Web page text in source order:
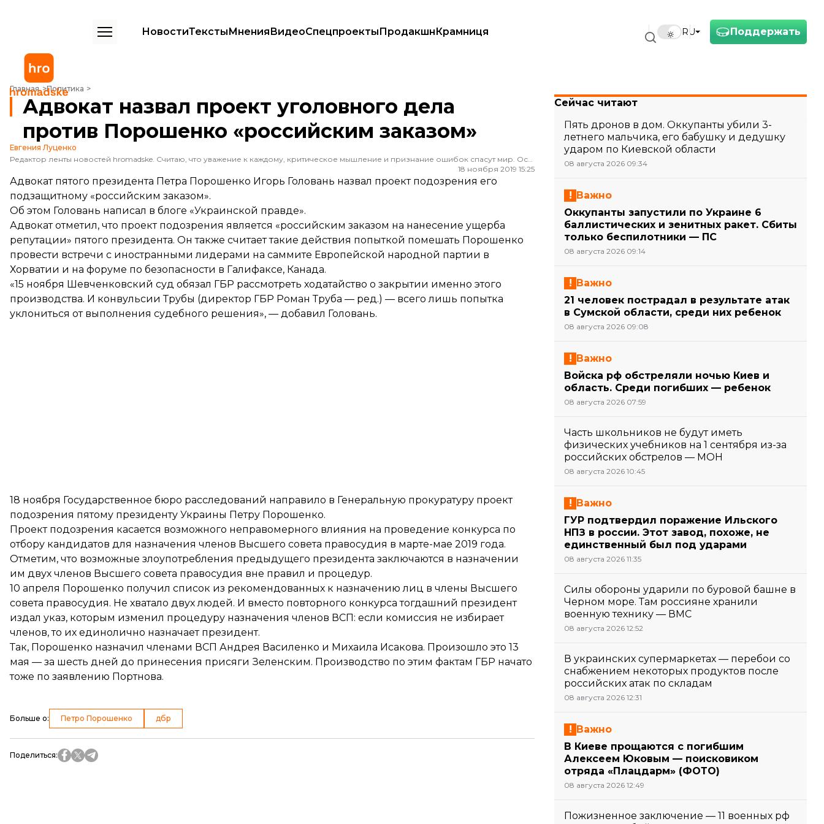
Поддержать
RU
НовостиТекстыМненияВидеоСпецпроектыПродакшнКрамниця
Главная Политика
Адвокат назвал проект уголовного дела против Порошенко «российским заказом»
Адвокат назвал проект уголовного дела
против Порошенко «российским заказом»
Евгения Луценко
Редактор ленты новостей hromadske. Считаю, что уважение к каждому, критическое мышление и признание ошибок спасут мир. Особенно люблю новости о науке и космос
18 ноября 2019 15:25
Адвокат пятого президента Петра Порошенко Игорь Головань назвал проект подозрения его
подзащитному «российским заказом».
Об этом Головань написал в блоге «Украинской правде».
Адвокат отметил, что проект подозрения является «российским заказом на нанесение ущерба
репутации» пятого президента. Он также считает такие действия попыткой помешать Порошенко
провести встречи с иностранными лидерами на саммите Европейской народной партии в
Хорватии и на форуме по безопасности в Галифаксе, Канада.
«15 ноября Шевченковский суд обязал ГБР рассмотреть ходатайство о закрытии именно этого
производства. И конвульсии Трубы (директор ГБР Роман Труба — ред.) — всего лишь попытка
уклониться от выполнения судебного решения», — добавил Головань.
18 ноября Государственное бюро расследований направило в Генеральную прокуратуру проект
подозрения пятому президенту Украины Петру Порошенко.
Проект подозрения касается возможного неправомерного влияния на проведение конкурса по
отбору кандидатов для назначения членов Высшего совета правосудия в марте-мае 2019 года.
Отметим, что возможные злоупотребления предыдущего президента заключаются в назначении
им двух членов Высшего совета правосудия вне правил и процедур.
10 апреля Порошенко получил список из рекомендованных к назначению лиц в члены Высшего
совета правосудия. Не хватало двух людей. И вместо повторного конкурса тогдашний президент
издал указ, которым изменил процедуру назначения членов ВСП: если комиссия не избирает
членов, то их единолично назначает президент.
Так, Порошенко назначил членами ВСП Андрея Василенко и Михаила Исакова. Произошло это 13
мая — за шесть дней до принесения присяги Зеленским. Производство по этим фактам ГБР начато
тоже по заявлению Портнова.
Больше о: Петро Порошенко дбр
Поделиться:
Сейчас читают
Пять дронов в дом. Оккупанты убили 3-
летнего мальчика, его бабушку и дедушку
ударом по Киевской области
08 августа 2026 09:34
Важно
Оккупанты запустили по Украине 6
баллистических и зенитных ракет. Сбиты
только беспилотники — ПС
08 августа 2026 09:14
Важно
21 человек пострадал в результате атак
в Сумской области, среди них ребенок
08 августа 2026 09:08
Важно
Войска рф обстреляли ночью Киев и
область. Среди погибших — ребенок
08 августа 2026 07:59
Часть школьников не будут иметь
физических учебников на 1 сентября из-за
российских обстрелов — МОН
08 августа 2026 10:45
Важно
ГУР подтвердил поражение Ильского
НПЗ в россии. Этот завод, похоже, не
единственный был под ударами
08 августа 2026 11:35
Силы обороны ударили по буровой башне в
Черном море. Там россияне хранили
военную технику — ВМС
08 августа 2026 12:52
В украинских супермаркетах — перебои со
снабжением некоторых продуктов после
российских атак по складам
08 августа 2026 12:31
Важно
В Киеве прощаются с погибшим
Алексеем Юковым — поисковиком
отряда «Плацдарм» (ФОТО)
08 августа 2026 12:49
Пожизненное заключение — 11 военных рф